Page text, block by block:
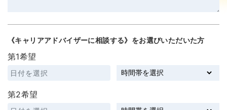
《キャリアアドバイザーに相談する》をお選びいただいた方
第1希望
第2希望